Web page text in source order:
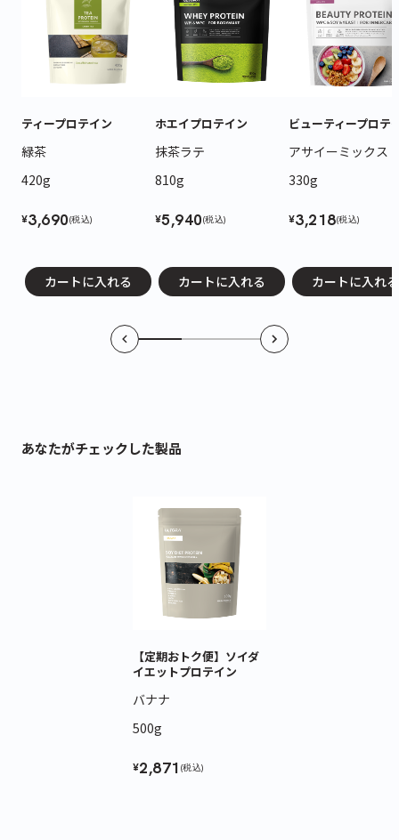
ティープロテイン
緑茶
420g
¥3,690(税込)
カートに入れる
ホエイプロテイン
抹茶ラテ
810g
¥5,940(税込)
カートに入れる
ビューティープロテ
アサイーミックス
330g
¥3,218(税込)
カートに入れる
あなたがチェックした製品
【定期おトク便】ソイダ
イエットプロテイン
バナナ
500g
¥2,871 (税込)